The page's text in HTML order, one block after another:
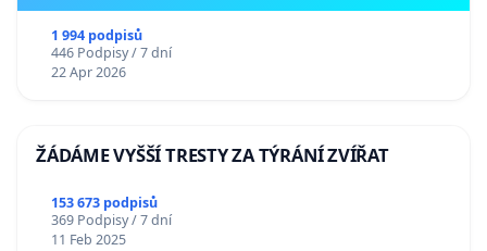
1 994 podpisů
446 Podpisy / 7 dní
22 Apr 2026
ŽÁDÁME VYŠŠÍ TRESTY ZA TÝRÁNÍ ZVÍŘAT
153 673 podpisů
369 Podpisy / 7 dní
11 Feb 2025